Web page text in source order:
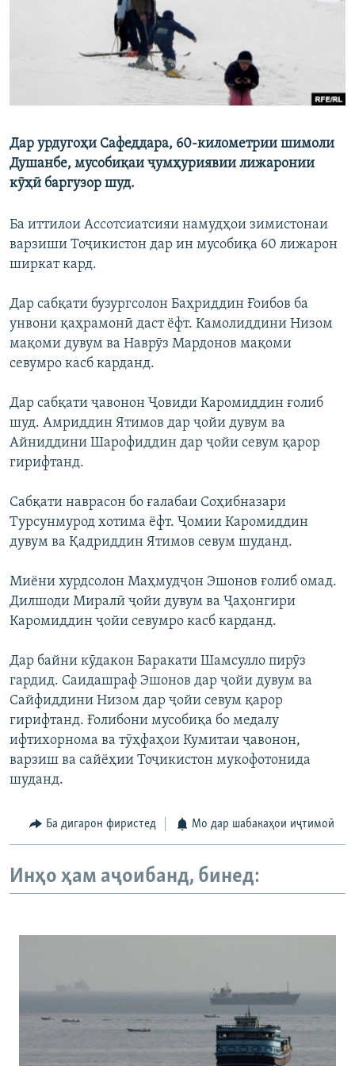
ГУЗОРИШҲОИ РАДИОӢ
Ҳамаи сомонаҳои RFE/RL
Дар урдугоҳи Сафеддара, 60-километрии шимоли
Душанбе, мусобиқаи ҷумҳуриявии лижаронии
кӯҳӣ баргузор шуд.
Ба иттилои Ассотсиатсияи намудҳои зимистонаи
варзиши Тоҷикистон дар ин мусобиқа 60 лижарон
ширкат кард.
Дар сабқати бузургсолон Баҳриддин Ғоибов ба
унвони қаҳрамонӣ даст ёфт. Камолиддини Низом
мақоми дувум ва Наврӯз Мардонов мақоми
севумро касб карданд.
Дар сабқати ҷавонон Ҷовиди Каромиддин ғолиб
шуд. Амриддин Ятимов дар ҷойи дувум ва
Айниддини Шарофиддин дар ҷойи севум қарор
гирифтанд.
Сабқати наврасон бо ғалабаи Соҳибназари
Турсунмурод хотима ёфт. Ҷомии Каромиддин
дувум ва Қадриддин Ятимов севум шуданд.
Миёни хурдсолон Маҳмудҷон Эшонов ғолиб омад.
Дилшоди Миралӣ ҷойи дувум ва Ҷаҳонгири
Каромиддин ҷойи севумро касб карданд.
Дар байни кӯдакон Баракати Шамсулло пирӯз
гардид. Саидашраф Эшонов дар ҷойи дувум ва
Сайфиддини Низом дар ҷойи севум қарор
гирифтанд. Ғолибони мусобиқа бо медалу
ифтихорнома ва тӯҳфаҳои Кумитаи ҷавонон,
варзиш ва сайёҳии Тоҷикистон мукофотонида
шуданд.
Ба дигарон фиристед Мо дар шабакаҳои иҷтимоӣ
Инҳо ҳам аҷоибанд, бинед: